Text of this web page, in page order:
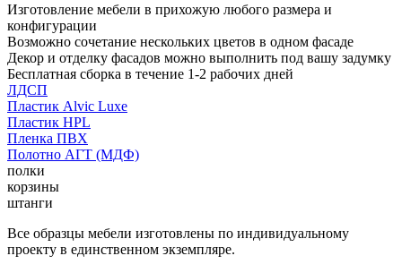
Изготовление мебели в прихожую любого размера и
конфигурации
Возможно сочетание нескольких цветов в одном фасаде
Декор и отделку фасадов можно выполнить под вашу задумку
Бесплатная сборка в течение 1-2 рабочих дней
ЛДСП
Пластик Alvic Luxe
Пластик HPL
Пленка ПВХ
Полотно АГТ (МДФ)
полки
корзины
штанги
Все образцы мебели изготовлены по индивидуальному
проекту в единственном экземпляре.